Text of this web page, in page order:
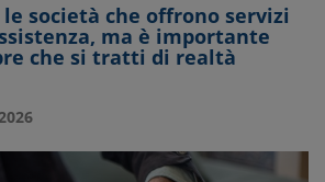
società che offrono servizi
ma è importante
che si tratti di realtà